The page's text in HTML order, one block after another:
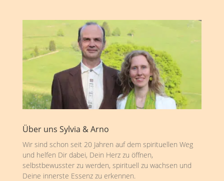
Über uns Sylvia & Arno
Wir sind schon seit 20 Jahren auf dem spirituellen Weg
und helfen Dir dabei, Dein Herz zu öffnen,
selbstbewusster zu werden, spirituell zu wachsen und
Deine innerste Essenz zu erkennen.